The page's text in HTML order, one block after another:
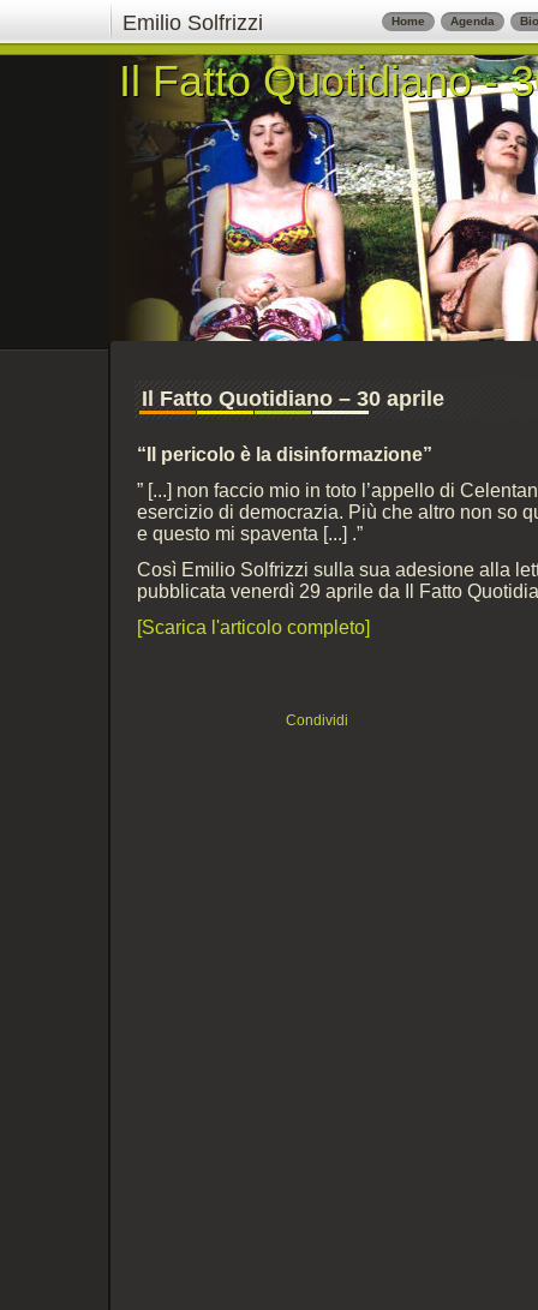
Emilio Solfrizzi Home Agenda
Il Fatto Quotidiano -
Il Fatto Quotidiano -
Il Fatto Quotidiano – 30 aprile
“Il pericolo è la disinformazione”
” [...] non faccio mio in toto l’appello di
esercizio di democrazia. Più che altro non so
e questo mi spaventa [...] .”
Così Emilio Solfrizzi sulla sua adesione alla
pubblicata venerdì 29 aprile da Il Fatto
[Scarica l'articolo completo]
Condividi